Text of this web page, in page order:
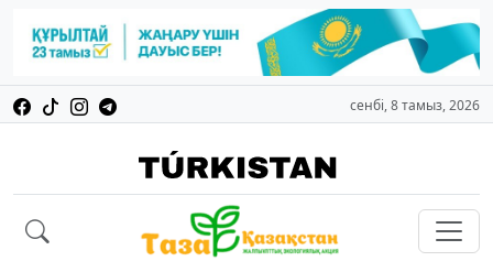
сенбі, 8 тамыз, 2026